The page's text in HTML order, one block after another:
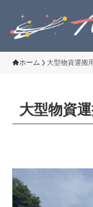
社長挨拶
設立について
お問い合わせ
ホーム 大型物資運搬
大型物資